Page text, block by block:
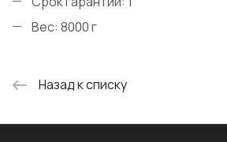
Вес: 8000 г
Назад к списку